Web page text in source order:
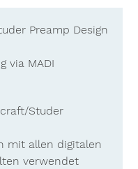
Preamp Design
via MADI
Studer
mit allen digitalen
verwendet